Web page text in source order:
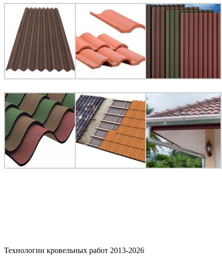
Технологии кровельных работ 2013-2026